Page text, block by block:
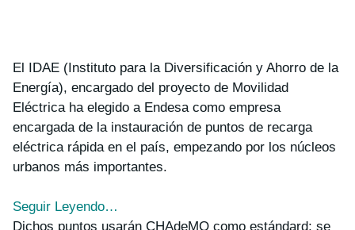
El IDAE (Instituto para la Diversificación y Ahorro de la
Energía), encargado del proyecto de Movilidad
Eléctrica ha elegido a Endesa como empresa
encargada de la instauración de puntos de recarga
eléctrica rápida en el país, empezando por los núcleos
urbanos más importantes.
Seguir Leyendo…
Dichos puntos usarán CHAdeMO como estándard; se